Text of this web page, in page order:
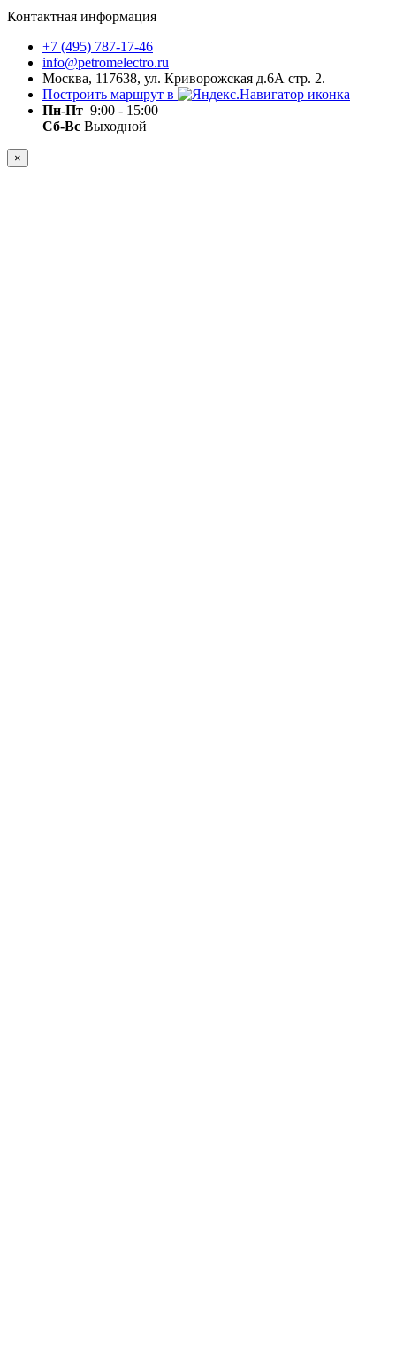
Контактная информация
+7 (495) 787-17-46
info@petromelectro.ru
Москва, 117638, ул. Криворожская д.6А стр. 2.
Построить маршрут в
Пн-Пт 9:00 - 15:00
Сб-Вс Выходной
×